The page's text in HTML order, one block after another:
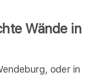
Wände in
oder in